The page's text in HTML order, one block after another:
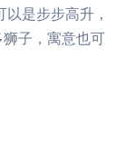
是步步高升，
狮子，寓意也可